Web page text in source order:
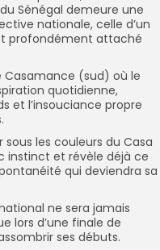
Sénégal demeure une
nationale, celle d’un
profondément attaché
Casamance (sud) où le
quotidienne,
et l’insouciance propre
les couleurs du Casa
instinct et révèle déjà ce
qui deviendra sa
ne sera jamais
lors d’une finale de
ses débuts.